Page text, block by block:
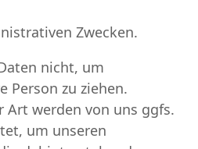
Zwecken.
nicht, um
Person zu ziehen.
werden von uns ggfs.
um unseren